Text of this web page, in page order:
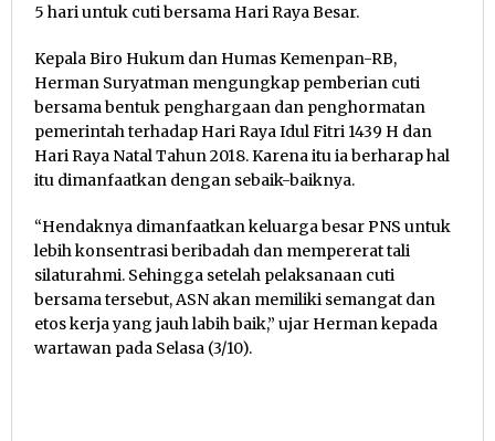
5 hari untuk cuti bersama Hari Raya Besar.
Kepala Biro Hukum dan Humas Kemenpan-RB,
Herman Suryatman mengungkap pemberian cuti
bersama bentuk penghargaan dan penghormatan
pemerintah terhadap Hari Raya Idul Fitri 1439 H dan
Hari Raya Natal Tahun 2018. Karena itu ia berharap hal
itu dimanfaatkan dengan sebaik-baiknya.
“Hendaknya dimanfaatkan keluarga besar PNS untuk
lebih konsentrasi beribadah dan mempererat tali
silaturahmi. Sehingga setelah pelaksanaan cuti
bersama tersebut, ASN akan memiliki semangat dan
etos kerja yang jauh labih baik,” ujar Herman kepada
wartawan pada Selasa (3/10).